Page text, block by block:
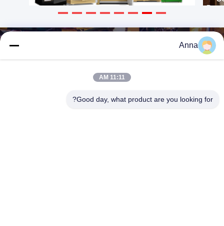
Anna
11:11 AM
Good day, what product are you looking for?